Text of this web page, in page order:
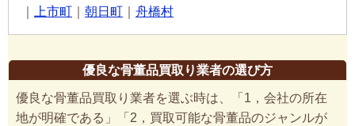
上市町 朝日町 舟橋村
優良な骨董品買取り業者の選び方
優良な骨董品買取り業者を選ぶ時は、「1，会社の所在
地が明確である」「2，買取可能な骨董品のジャンルが